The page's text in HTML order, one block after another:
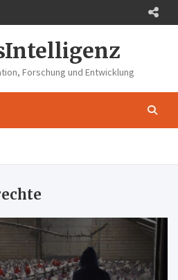
Forschung und Entwicklung